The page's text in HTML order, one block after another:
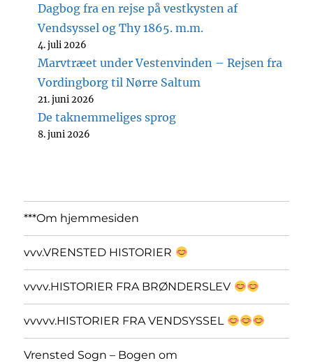
Dagbog fra en rejse på vestkysten af
Vendsyssel og Thy 1865. m.m.
4. juli 2026
Marvtræet under Vestenvinden – Rejsen fra
Vordingborg til Nørre Saltum
21. juni 2026
De taknemmeliges sprog
8. juni 2026
***Om hjemmesiden
vvv.VRENSTED HISTORIER
vvvv.HISTORIER FRA BRØNDERSLEV
vvvvv.HISTORIER FRA VENDSYSSEL
Vrensted Sogn – Bogen om